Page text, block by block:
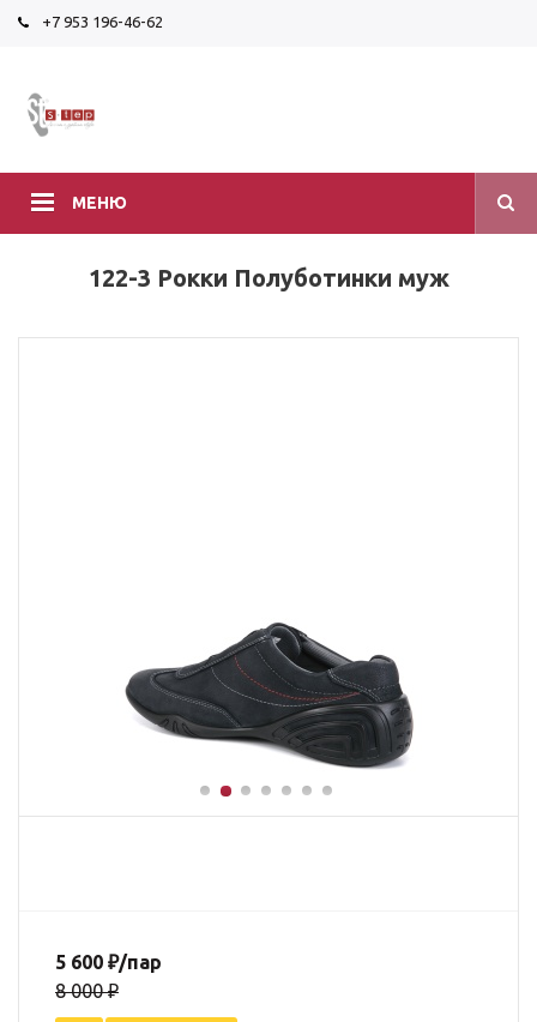
+7 953 196-46-62
МЕНЮ
122-3 Рокки Полуботинки муж
5 600 ₽/пар
8 000₽